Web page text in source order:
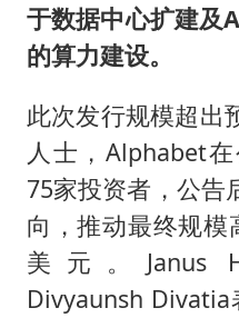
于数据中心扩建及
的算力建设。
此次发行规模超出
人士，Alphabet
75家投资者，公告
向，推动最终规模
美元。Janus
Divyaunsh Divatia